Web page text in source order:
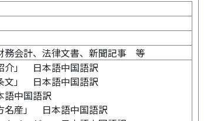
務会計、法律文書、新聞記事 等
介」 日本語中国語訳
文」 日本語中国語訳
語中国語訳
名産」 日本語中国語訳